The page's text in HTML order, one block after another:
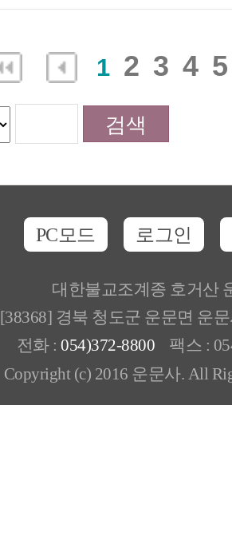
1 2 3 4 5
PC모드 로그인
대한불교조계종 호거산
[38368] 경북 청도군 운문면 운
전화 : 054)372-8800 팩스 :
Copyright (c) 2016 운문사. All